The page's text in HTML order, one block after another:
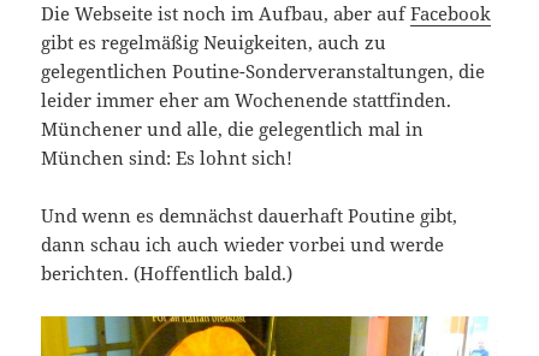
Die Webseite ist noch im Aufbau, aber aufFacebook
gibt es regelmäßig Neuigkeiten, auch zu
gelegentlichen Poutine-Sonderveranstaltungen, die
leider immer eher am Wochenende stattfinden.
Münchener und alle, die gelegentlich mal in
München sind: Es lohnt sich!
Und wenn es demnächst dauerhaft Poutine gibt,
dann schau ich auch wieder vorbei und werde
berichten. (Hoffentlich bald.)